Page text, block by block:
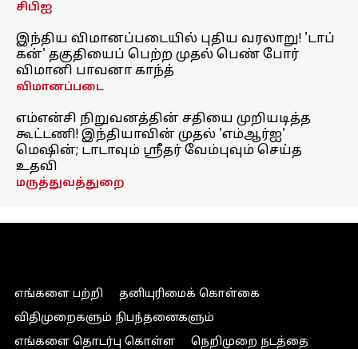
சிபிஐ
இந்திய விமானப்படையில் புதிய வரலாறு! 'டாப்
கன்' தகுதியைப் பெற்ற முதல் பெண் போர்
விமானி பாவனா காந்த்
விமானப்படை
எம்என்சி நிறுவனத்தின் சதியை முறியடித்த
கூட்டணி! இந்தியாவின் முதல் 'எம்ஆர்ஐ'
மெஷின்; டாடாவும் ஸ்ரீதர் வேம்புவும் செய்த
உதவி
மருத்துவத்துறை
எங்களை பற்றி
தனியுரிமைக் கொள்கை
விதிமுறைகளும் நிபந்தனைகளும்
எங்களை தொடர்பு கொள்ள
நெறிமுறை நடத்தை